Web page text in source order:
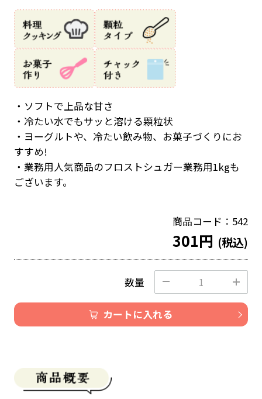
・ソフトで上品な甘さ
・冷たい水でもサッと溶ける顆粒状
・ヨーグルトや、冷たい飲み物、お菓子づくりにお
すすめ!
・業務用人気商品のフロストシュガー業務用1kgも
ございます。
商品コード：542
301円 (税込)
数量
カートに入れる